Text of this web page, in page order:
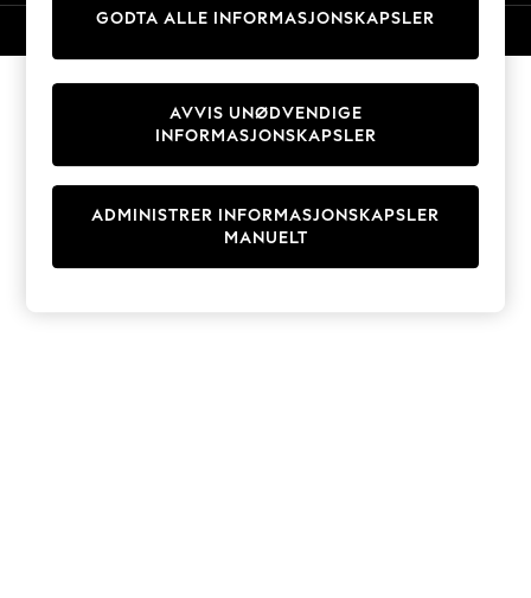
Coats & Jackets
Sweatshirts & Hoodies
Knitwear
Cardigans
Dresses
Sets & Outfits
T-Shirts
GODTA ALLE INFORMASJONSKAPSLER
ADMINISTRER INFORMASJONSKAPSLER
MANUELT
AVVIS UNØDVENDIGE
INFORMASJONSKAPSLER